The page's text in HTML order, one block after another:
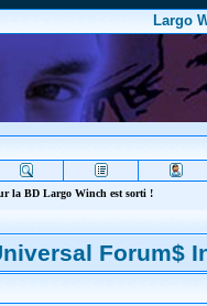
Largo
la BD Largo Winch est sorti !
Forum$